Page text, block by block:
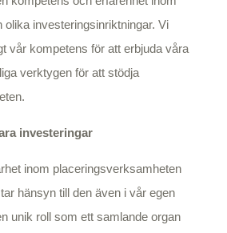
olika investeringsinriktningar. Vi
vår kompetens för att erbjuda våra
verktygen för att stödja
investeringar
inom placeringsverksamheten
hänsyn till den även i vår egen
unik roll som ett samlande organ